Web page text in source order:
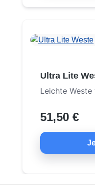
Ultra Lite
Leichte
51,50 €